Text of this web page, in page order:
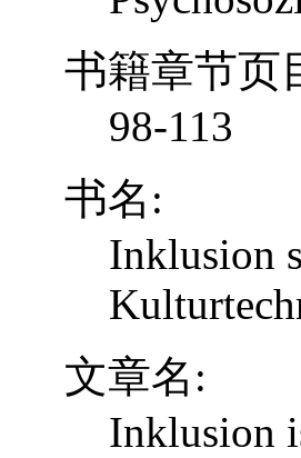
书籍章节页
98-113
书名:
Inklusion
文章名:
Inklusion